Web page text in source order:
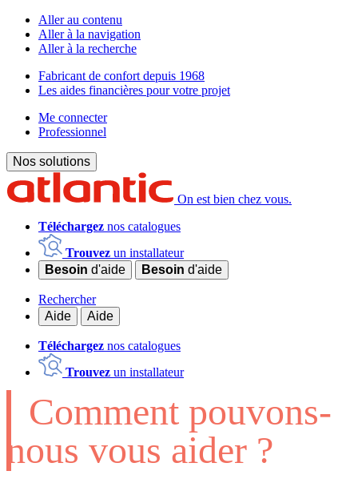
Aller au contenu
Aller à la navigation
Aller à la recherche
Fabricant de confort depuis 1968
Les aides financières pour votre projet
Me connecter
Professionnel
Nos solutions
On est bien chez vous.
Téléchargez nos catalogues
Trouvez un installateur
Besoin d'aide Besoin d'aide
Rechercher
Aide
Aide
Téléchargez nos catalogues
Trouvez un installateur
Comment pouvons-
nous vous aider ?